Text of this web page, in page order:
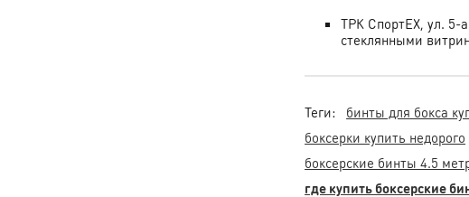
ТРК СпортЕХ, ул. 5-
стеклянными
Теги: бинты для бокса
боксерки купить недорого
боксерские бинты 4.5
где купить боксерские